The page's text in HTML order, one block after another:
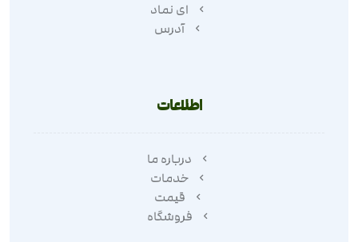
ای نماد
آدرس
اطلاعات
درباره ما
خدمات
قیمت
فروشگاه